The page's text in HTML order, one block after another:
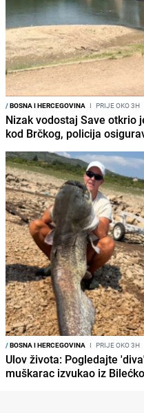
/BOSNA I HERCEGOVINA I PRIJE OKO 3H
Nizak vodostaj Save otkrio
kod Brčkog, policija
/BOSNA I HERCEGOVINA I PRIJE OKO 3H
Ulov života: Pogledajte
muškarac izvukao iz